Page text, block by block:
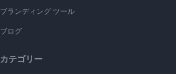
ブランディング ツール
ブログ
カテゴリー